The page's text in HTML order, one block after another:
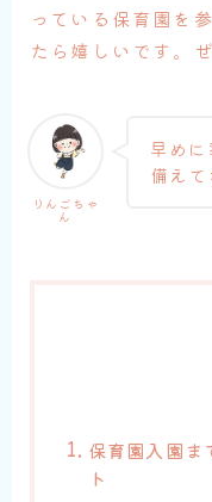
っている保育園を
たら嬉しいです。
りんごちゃ
ん
早め
備えて
保育園入園ま
ト